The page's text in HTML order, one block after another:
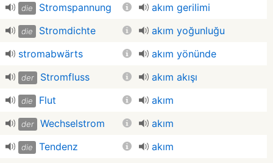
die Stromspannung akım gerilimi
die Stromdichte
akım yoğunluğu
stromabwärts
akım yönünde
der Stromfluss akım akışı
die Flut akım
der Wechselstrom akım
die Tendenz akım